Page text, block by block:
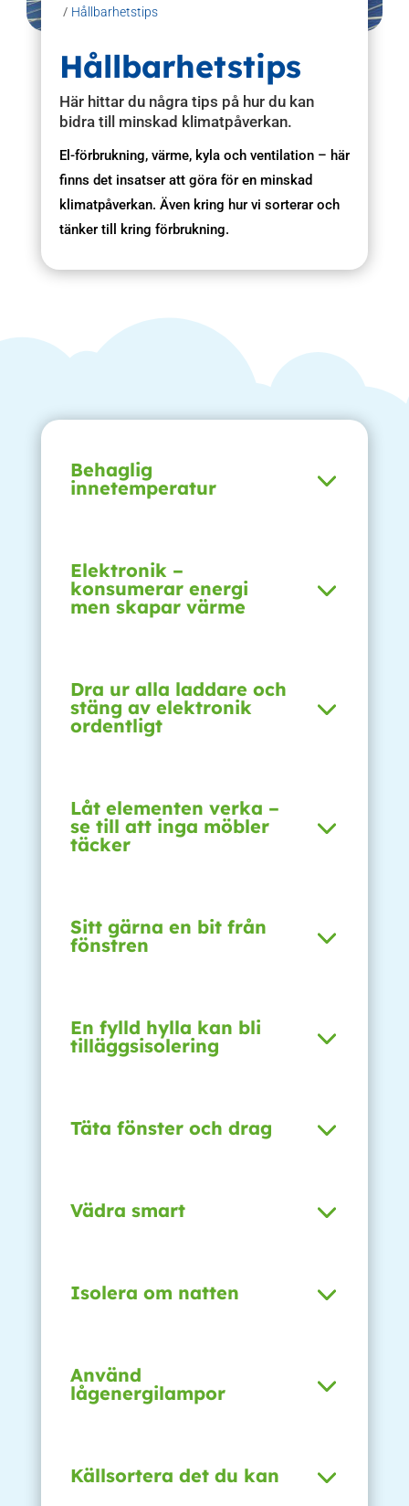
/ Hållbarhetstips
Hållbarhetstips
Här hittar du några tips på hur du kan
bidra till minskad klimatpåverkan.
El-förbrukning, värme, kyla och ventilation – här
finns det insatser att göra för en minskad
klimatpåverkan. Även kring hur vi sorterar och
tänker till kring förbrukning.
Behaglig
innetemperatur
Elektronik –
konsumerar energi
men skapar värme
Dra ur alla laddare och
stäng av elektronik
ordentligt
Låt elementen verka –
se till att inga möbler
täcker
Sitt gärna en bit från
fönstren
En fylld hylla kan bli
tilläggsisolering
Täta fönster och drag
Vädra smart
Isolera om natten
Använd
lågenergilampor
Källsortera det du kan